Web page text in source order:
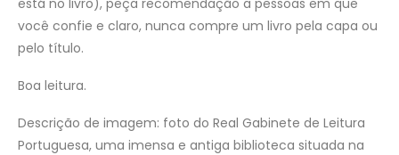
você confie e claro, nunca compre um livro pela capa ou
pelo título.
Boa leitura.
Descrição de imagem: foto do Real Gabinete de Leitura
Portuguesa, uma imensa e antiga biblioteca situada na